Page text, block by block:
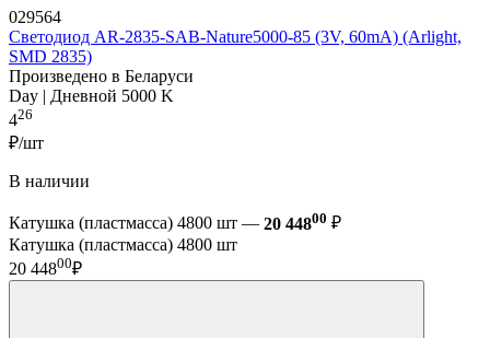
029564
Светодиод AR-2835-SAB-Nature5000-85 (3V, 60mA) (Arlight,
SMD 2835)
Произведено в Беларуси
Day | Дневной 5000 K
426
₽/шт
В наличии
Катушка (пластмасса) 4800 шт — 20 44800 ₽
Катушка (пластмасса) 4800 шт
20 44800₽